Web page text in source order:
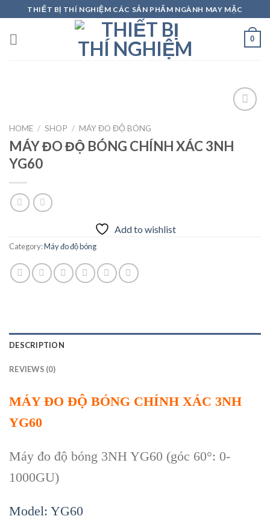
to
content
THIẾT BỊ THÍ NGHIỆM CÁC SẢN PHẨM NGÀNH MAY MẶC
0
Add to
wishlist
HOME / SHOP / MÁY ĐO ĐỘ BÓNG
MÁY ĐO ĐỘ BÓNG CHÍNH XÁC 3NH
YG60
Add to wishlist
Category:Máy đo độ bóng
DESCRIPTION
REVIEWS (0)
MÁY ĐO ĐỘ BÓNG CHÍNH XÁC 3NH
YG60
Máy đo độ bóng 3NH YG60 (góc 60°: 0-
1000GU)
Model: YG60